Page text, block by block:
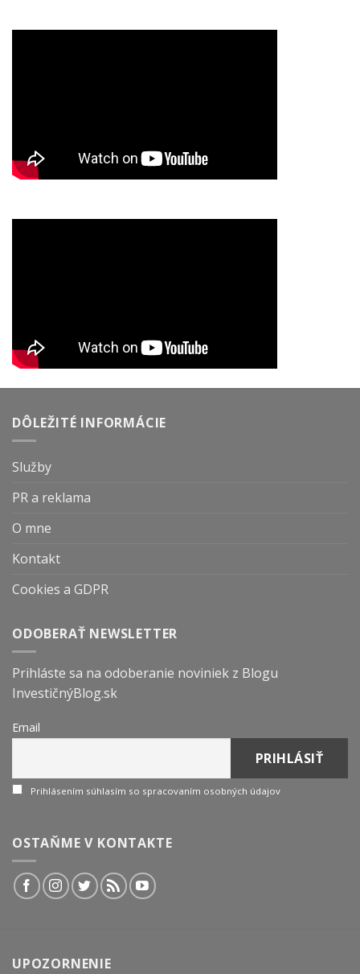
DÔLEŽITÉ INFORMÁCIE
Služby
PR a reklama
O mne
Kontakt
Cookies a GDPR
ODOBERAŤ NEWSLETTER
Prihláste sa na odoberanie noviniek z Blogu
InvestičnýBlog.sk
Email
Prihlásením súhlasím so spracovaním osobných údajov
OSTAŇME V KONTAKTE
UPOZORNENIE